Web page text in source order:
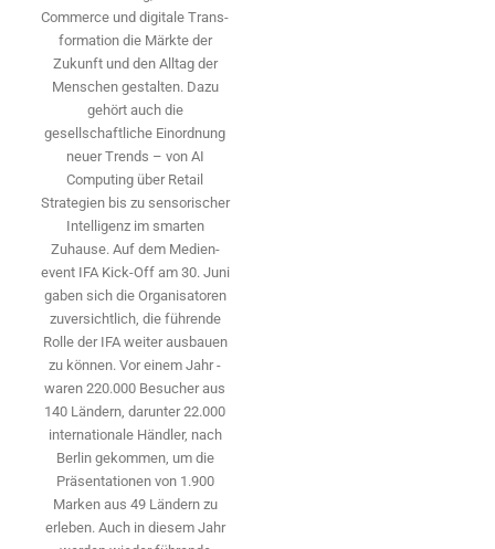
Commerce und digitale Trans­
formation die Märkte der
Zukunft und den Alltag der
Menschen gestalten. Dazu
gehört auch die
gesellschaftliche Einordnung
neuer Trends – von AI
Computing über Retail
Strategien bis zu sensorischer
Intelligenz im smarten
Zuhause. Auf dem Medien­
event IFA Kick-Off am 30. Juni
gaben sich die Organisatoren
zuversichtlich, die führende
Rolle der IFA weiter ausbauen
zu können. Vor einem Jahr ­
waren 220.000 Besucher aus
140 ­Ländern, ­darunter 22.000
internationale Händler, nach
Berlin gekommen, um die
Präsen­tationen von 1.900
Marken aus 49 Ländern zu
erleben. Auch in diesem Jahr